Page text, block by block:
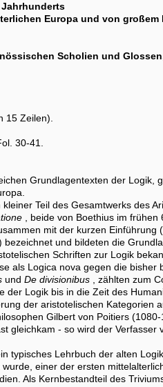
Europa und von großem
Scholien und
15 Zeilen).
30-41.
Grundlagentexten der Logik,
Teil des Gesamtwerks des
, beide von Boethius im frühen
mit der kurzen Einführung (
und bildeten die
Schriften zur Logik
als Logica nova gegen die bisher
und De divisionibus, zählten zum
Logik bis in die Zeit des
der aristotelischen Kategorien
Gilbert von Poitiers
gleichkam - so wird der Verfasser
typisches Lehrbuch der alten
einer der ersten
Als Kernbestandteil des